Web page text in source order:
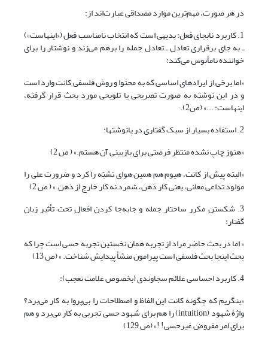
در هر صورت، مهم‌ترین موارد مصداقی عبارت‌اند از:
1. کاربرد نابجای فعل: بدیهی است که انتخاب نامناسب فعل («اینهاست»)
ـ به جای برقراری تعادل ـ تعادل جمله را برهم می‌زند و نوشتار را برای
خواننده نامأنوس می‌کند:
«اما برخی از ایرادهای اساسی که به محتوا و روش فلسفی کانت وارد است
و در این نوشته به صورت تصریحی یا تلویحی مورد بحث قرار گرفته،
اینهاست: ...» (ص2).
2. استفاده بسیار از سبک گفتاری در پانوشتها:
«هنوز چاپ نشده منتظر فرصتی برای بازبینی آن هستم.» ( ص 2)
«البته پیش از کانت، هیوم هم همین هوای تشبّه را کرد و ضرورت علی را
مولود تداعی معانی، یعنی کار ذهن، شمرد نه کار خارج از ذهن.» ( ص 2)
3. شکستن مکرر ساختار جمله و جابه‌جا کردن افعال تحت تأثیر زبان
گفتار:
« اما در بحث حاضر مراد از تجربه همان نخستین تجربه حسی است چرا که
بحث اینجا بحث فلسفی است پیرامون منشأ پیدایش شناخت. » (ص 13)
4. کاربرد احساسی علائم سجاوندی (بخصوص علامت تعجب):
«بنگریم که چگونه کانت این الفاظ و اصطلاحات را بی‌پروا به کار می‌برد؟
واژۀ شهود (intuition) را هم برای شهود حسی تجربی به کار می‌برد و هم
برای امر مفروض غیرحسی! !» (ص 129)